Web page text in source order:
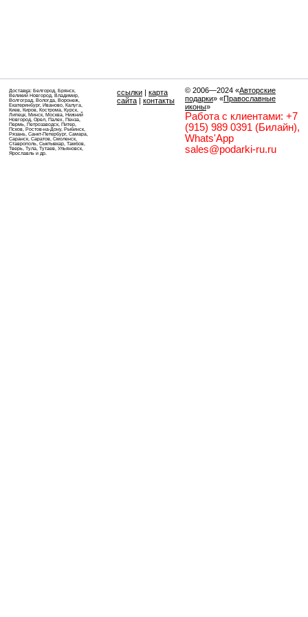
Доставка: Белгород, Брянск,
Великий Новгород, Владимир,
Волгоград, Вологда, Воронеж,
Екатеринбург, Иваново, Калуга,
Киев, Киров, Кострома, Курск,
Липецк, Минск, Москва, Нижний
Новгород, Орел, Палех, Пенза,
Пермь, Петрозаводск, Питер,
Псков, Ростов-на-Дону, Рыбинск,
Рязань, Санкт-Петербург, Самара,
Саранск, Саратов, Смоленск,
Ставрополь, Сыктывкар, Тамбов,
Тверь, Тула, Тутаев, Ульяновск,
Ярославль и др.
ссылки | карта
сайта | контакты
© 2006—2024 «Авторские
подарки» «Православные
иконы»
Работа с клиентами: +7
(915) 989 0391 (Билайн),
Whats'App
sales@podarki-ru.ru